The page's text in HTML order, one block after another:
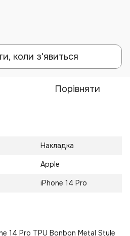
коли з'явиться
Порівняти
Накладка
Apple
iPhone 14 Pro
14 Pro TPU Bonbon Metal Style